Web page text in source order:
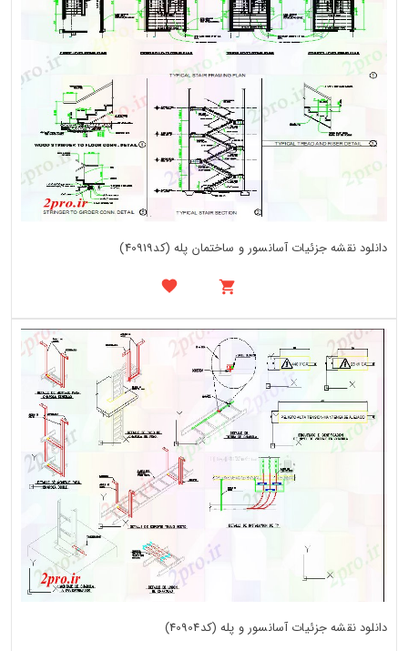
دانلود نقشه جزئیات آسانسور و ساختمان پله (کد40919)
دانلود نقشه جزئیات آسانسور و پله (کد40904)